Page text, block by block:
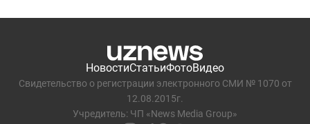
НовостиСтатьиФотоВидео
Свидетельство о регистрации электронного СМИ № 1070 от
12.08.2015г.
Учредитель: ЧП «News Media Group»